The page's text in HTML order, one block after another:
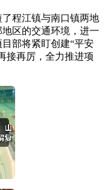
程江镇与南口镇两地
区的交通环境，进一
部将紧盯创建“平安
接再厉，全力推进项